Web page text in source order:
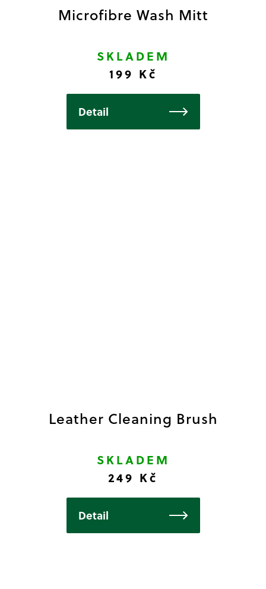
Microfibre Wash Mitt
SKLADEM
199 Kč
Detail
Leather Cleaning Brush
SKLADEM
249 Kč
Detail